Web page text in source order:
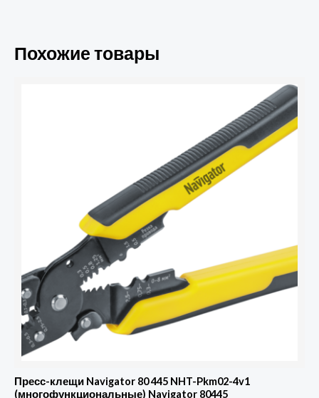
Похожие товары
Пресс-клещи Navigator 80 445 NHT-Pkm02-4v1
(многофункциональные) Navigator 80445